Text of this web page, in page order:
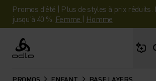
Promos d'été | Plus de styles à prix réduits.
jusqu'à 40 %. Femme | Homme
Odlo
PROMOS ENFANT BASE LAYERS